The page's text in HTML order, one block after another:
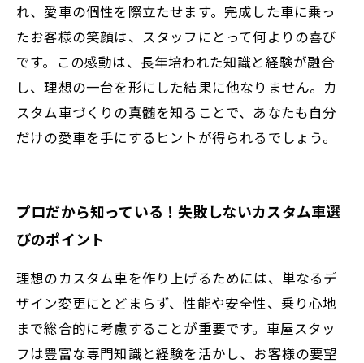
れ、愛車の個性を際立たせます。完成した車に乗っ
たお客様の笑顔は、スタッフにとって何よりの喜び
です。この感動は、長年培われた知識と経験が融合
し、理想の一台を形にした結果に他なりません。カ
スタム車づくりの真髄を知ることで、あなたも自分
だけの愛車を手にするヒントが得られるでしょう。
プロだから知っている！失敗しないカスタム車選
びのポイント
理想のカスタム車を作り上げるためには、単なるデ
ザイン変更にとどまらず、性能や安全性、乗り心地
まで総合的に考慮することが重要です。車屋スタッ
フは豊富な専門知識と経験を活かし、お客様の要望